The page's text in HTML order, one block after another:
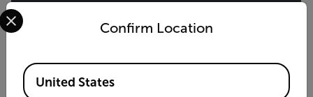
Confirm Location
Select your preferred country and language from the
Available Locations
United States